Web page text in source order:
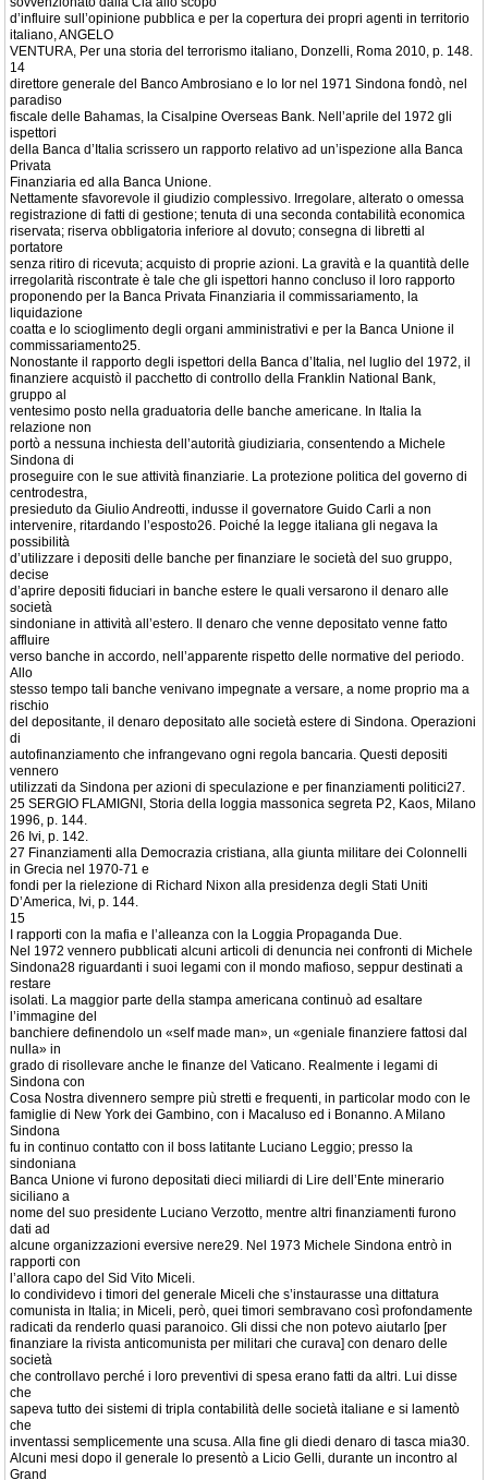
d’influire sull’opinione pubblica e per la copertura dei propri agenti in territorio
italiano, ANGELO
VENTURA, Per una storia del terrorismo italiano, Donzelli, Roma 2010, p. 148.
14
direttore generale del Banco Ambrosiano e lo Ior nel 1971 Sindona fondò, nel
paradiso
fiscale delle Bahamas, la Cisalpine Overseas Bank. Nell’aprile del 1972 gli
ispettori
della Banca d’Italia scrissero un rapporto relativo ad un’ispezione alla Banca
Privata
Finanziaria ed alla Banca Unione.
Nettamente sfavorevole il giudizio complessivo. Irregolare, alterato o omessa
registrazione di fatti di gestione; tenuta di una seconda contabilità economica
riservata; riserva obbligatoria inferiore al dovuto; consegna di libretti al
portatore
senza ritiro di ricevuta; acquisto di proprie azioni. La gravità e la quantità delle
irregolarità riscontrate è tale che gli ispettori hanno concluso il loro rapporto
proponendo per la Banca Privata Finanziaria il commissariamento, la
liquidazione
coatta e lo scioglimento degli organi amministrativi e per la Banca Unione il
commissariamento25.
Nonostante il rapporto degli ispettori della Banca d’Italia, nel luglio del 1972, il
finanziere acquistò il pacchetto di controllo della Franklin National Bank,
gruppo al
ventesimo posto nella graduatoria delle banche americane. In Italia la
relazione non
portò a nessuna inchiesta dell’autorità giudiziaria, consentendo a Michele
Sindona di
proseguire con le sue attività finanziarie. La protezione politica del governo di
centrodestra,
presieduto da Giulio Andreotti, indusse il governatore Guido Carli a non
intervenire, ritardando l’esposto26. Poiché la legge italiana gli negava la
possibilità
d’utilizzare i depositi delle banche per finanziare le società del suo gruppo,
decise
d’aprire depositi fiduciari in banche estere le quali versarono il denaro alle
società
sindoniane in attività all’estero. Il denaro che venne depositato venne fatto
affluire
verso banche in accordo, nell’apparente rispetto delle normative del periodo.
Allo
stesso tempo tali banche venivano impegnate a versare, a nome proprio ma a
rischio
del depositante, il denaro depositato alle società estere di Sindona. Operazioni
di
autofinanziamento che infrangevano ogni regola bancaria. Questi depositi
vennero
utilizzati da Sindona per azioni di speculazione e per finanziamenti politici27.
25 SERGIO FLAMIGNI, Storia della loggia massonica segreta P2, Kaos, Milano
1996, p. 144.
26 Ivi, p. 142.
27 Finanziamenti alla Democrazia cristiana, alla giunta militare dei Colonnelli
in Grecia nel 1970-71 e
fondi per la rielezione di Richard Nixon alla presidenza degli Stati Uniti
D’America, Ivi, p. 144.
15
I rapporti con la mafia e l’alleanza con la Loggia Propaganda Due.
Nel 1972 vennero pubblicati alcuni articoli di denuncia nei confronti di Michele
Sindona28 riguardanti i suoi legami con il mondo mafioso, seppur destinati a
restare
isolati. La maggior parte della stampa americana continuò ad esaltare
l’immagine del
banchiere definendolo un «self made man», un «geniale finanziere fattosi dal
nulla» in
grado di risollevare anche le finanze del Vaticano. Realmente i legami di
Sindona con
Cosa Nostra divennero sempre più stretti e frequenti, in particolar modo con le
famiglie di New York dei Gambino, con i Macaluso ed i Bonanno. A Milano
Sindona
fu in continuo contatto con il boss latitante Luciano Leggio; presso la
sindoniana
Banca Unione vi furono depositati dieci miliardi di Lire dell’Ente minerario
siciliano a
nome del suo presidente Luciano Verzotto, mentre altri finanziamenti furono
dati ad
alcune organizzazioni eversive nere29. Nel 1973 Michele Sindona entrò in
rapporti con
l’allora capo del Sid Vito Miceli.
Io condividevo i timori del generale Miceli che s’instaurasse una dittatura
comunista in Italia; in Miceli, però, quei timori sembravano così profondamente
radicati da renderlo quasi paranoico. Gli dissi che non potevo aiutarlo [per
finanziare la rivista anticomunista per militari che curava] con denaro delle
società
che controllavo perché i loro preventivi di spesa erano fatti da altri. Lui disse
che
sapeva tutto dei sistemi di tripla contabilità delle società italiane e si lamentò
che
inventassi semplicemente una scusa. Alla fine gli diedi denaro di tasca mia30.
Alcuni mesi dopo il generale lo presentò a Licio Gelli, durante un incontro al
Grand